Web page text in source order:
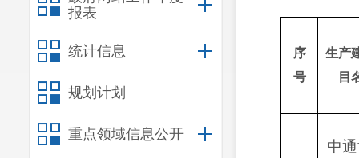
报表
统计信息
规划计划
重点领域信息公开
序
号
生产
目
中